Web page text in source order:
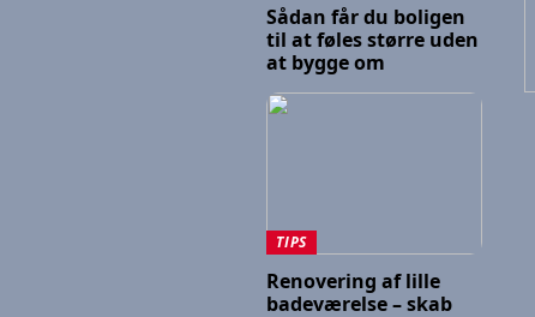
Sådan får du boligen
til at føles større uden
at bygge om
TIPS
Renovering af lille
badeværelse – skab